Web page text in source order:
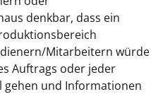
denkbar, dass ein
Mitarbeitern würde
Auftrags oder jeder
gehen und Informationen